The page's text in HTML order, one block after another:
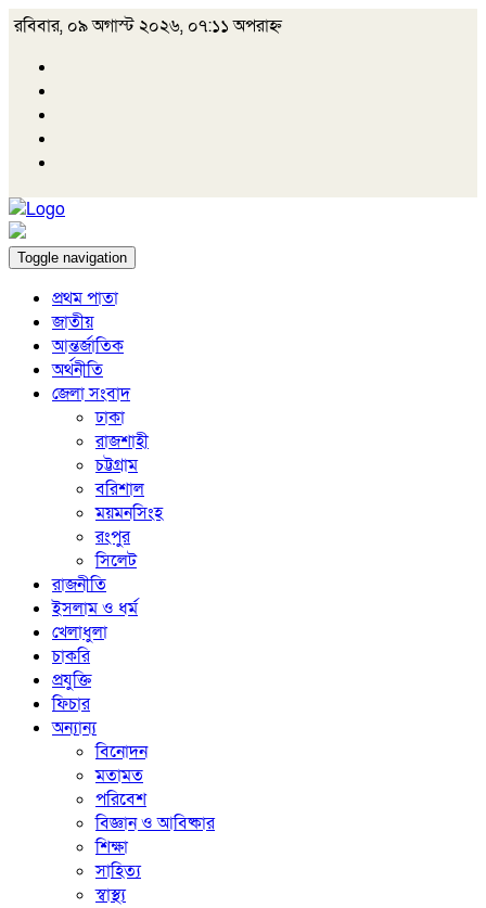
রবিবার, ০৯ অগাস্ট ২০২৬, ০৭:১১ অপরাহ্ন
Toggle navigation
প্রথম পাতা
জাতীয়
আন্তর্জাতিক
অর্থনীতি
জেলা সংবাদ
ঢাকা
রাজশাহী
চট্টগ্রাম
বরিশাল
ময়মনসিংহ
রংপুর
সিলেট
রাজনীতি
ইসলাম ও ধর্ম
খেলাধুলা
চাকরি
প্রযুক্তি
ফিচার
অন্যান্য
বিনোদন
মতামত
পরিবেশ
বিজ্ঞান ও আবিষ্কার
শিক্ষা
সাহিত্য
স্বাস্থ্য